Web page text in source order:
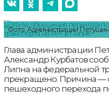
Фото: Администрации
Глава администрации
Александр Курбатов
Липна на федеральной
прекращено. Причина —
пешеходного перехода